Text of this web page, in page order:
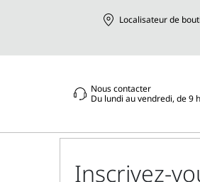
Localisateur de
Nous contacter
Du lundi au vendredi, de 9
Inscrivez-